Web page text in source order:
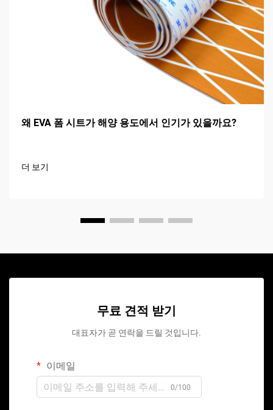
왜 EVA 폼 시트가 해양 용도에서 인기가 있을까요?
더 보기
무료 견적 받기
대표자가 곧 연락을 드릴 것입니다.
이메일
0/100